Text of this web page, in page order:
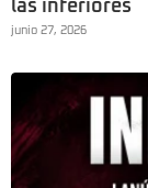
las inferiores
junio 27, 2026